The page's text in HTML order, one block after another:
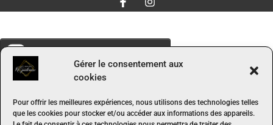
Gérer le consentement aux
cookies
Pour offrir les meilleures expériences, nous utilisons des technologies telles
que les cookies pour stocker et/ou accéder aux informations des appareils.